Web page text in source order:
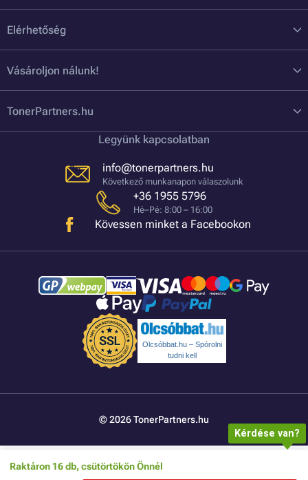
Raktáron 16 db, csütörtökön Önnél
Elérhetőség
Vásároljon nálunk!
TonerPartners.hu
Legyünk kapcsolatban
info@tonerpartners.hu
Következő munkanapon válaszolunk
+36 1955 5796
Hé–Pé: 8:00 – 16:00
Kövessen minket a Facebookon
Olcsóbbat.hu – Spórolni
tudni kell
© 2026 TonerPartners.hu
Kérdése van?